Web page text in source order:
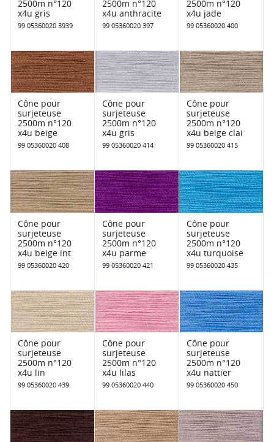
2500m n°120
x4u gris
99 05360020 3939
2500m n°120
x4u anthracite
99 05360020 397
2500m n°120
x4u jade
99 05360020 400
Cône pour
surjeteuse
2500m n°120
x4u beige
99 05360020 408
Cône pour
surjeteuse
2500m n°120
x4u gris
99 05360020 414
Cône pour
surjeteuse
2500m n°120
x4u beige clai
99 05360020 415
Cône pour
surjeteuse
2500m n°120
x4u beige int
99 05360020 420
Cône pour
surjeteuse
2500m n°120
x4u parme
99 05360020 421
Cône pour
surjeteuse
2500m n°120
x4u turquoise
99 05360020 435
Cône pour
surjeteuse
2500m n°120
x4u lin
99 05360020 439
Cône pour
surjeteuse
2500m n°120
x4u lilas
99 05360020 440
Cône pour
surjeteuse
2500m n°120
x4u nattier
99 05360020 450